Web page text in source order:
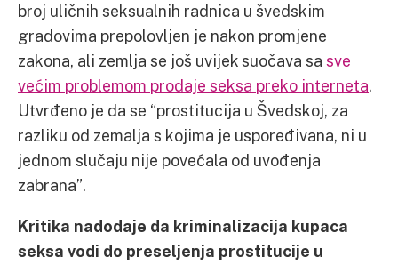
broj uličnih seksualnih radnica u švedskim
gradovima prepolovljen je nakon promjene
zakona, ali zemlja se još uvijek suočava sa sve
većim problemom prodaje seksa preko interneta.
Utvrđeno je da se “prostitucija u Švedskoj, za
razliku od zemalja s kojima je uspoređivana, ni u
jednom slučaju nije povećala od uvođenja
zabrana”.
Kritika nadodaje da kriminalizacija kupaca
seksa vodi do preseljenja prostitucije u